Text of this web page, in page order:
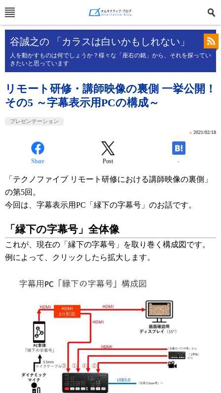
谷誠之の 「カラスは白いかもしれない」
人を動かすものは何でしょうか？様々な「座右の銘」から、それを探ってい
きたいと思っています
リモート研修・講師映像の裏側 一挙公開！
その5 ～字幕表示用PCの構成～
プレゼンテーション
» 2021/02/18
Share Post -
「テクノファイブ リモート研修における講師映像の裏側」
の第5回。
今回は、字幕表示用PC「縁下の字幕号」のお話です。
「縁下の字幕号」全体像
これが、現在の「縁下の字幕号」を取り巻く構成図です。
例によって、クリックしたら拡大します。